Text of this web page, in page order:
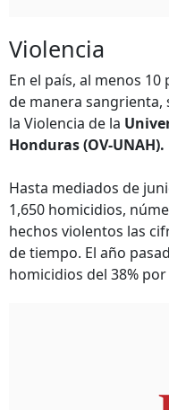
Violencia
En el país, al menos
de manera
la Violencia de la
Honduras (OV-UNAH).
Hasta mediados de
1,650 homicidios,
hechos violentos las
de tiempo. El año
homicidios del 38%